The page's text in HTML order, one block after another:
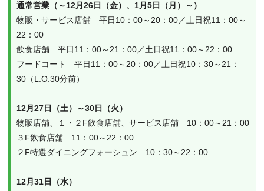
通常営業（～12月26日（金）、1月5日（月）～）
物販・サービス店舗　平日10：00～20：00／土日祝11：00～
22：00
飲食店舗　平日11：00～21：00／土日祝11：00～22：00
フードコート　平日11：00～20：00／土日祝10：30～21：
30（L.O.30分前）
12月27日（土）～30日（火）
物販店舗、１・２F飲食店舗、サービス店舗　10：00～21：00
３F飲食店舗　11：00～22：00
２F特選ダイニングフォーシュン　10：30～22：00
12月31日（水）